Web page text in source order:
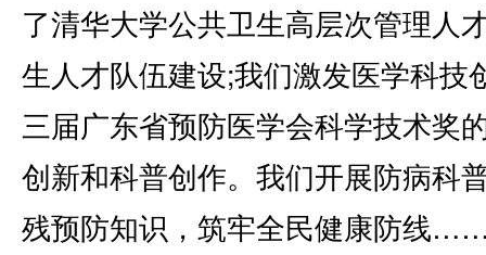
了清华大学公共卫生高层次管理人
生人才队伍建设;我们激发医学科技
三届广东省预防医学会科学技术奖
创新和科普创作。我们开展防病科
残预防知识，筑牢全民健康防线